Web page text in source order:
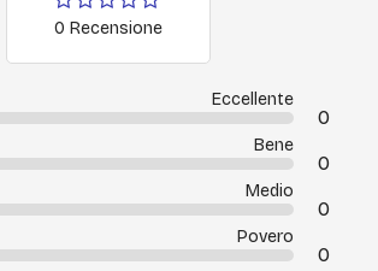
0 Recensione
Eccellente
0
Bene
0
Medio
0
Povero
0